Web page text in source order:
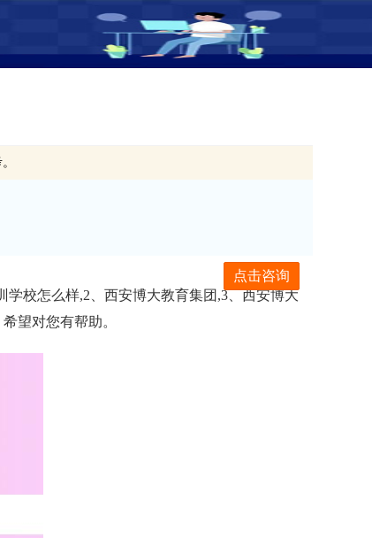
点击咨询
校怎么样,2、西安博大教育集团,3、西安博大
望对您有帮助。